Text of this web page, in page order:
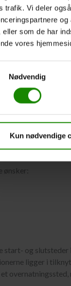
trafik. Vi deler
eller som de har
vores
Nødvendig
Kun nødvendige
kan I købe alt
priser
her .
sammensættes
på 1 dag,
bookingen klares
som matcher
sikre på, at der
ønsker:
start- og
ligger i